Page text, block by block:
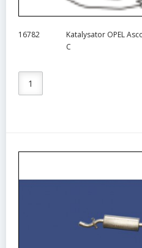
16782
Katalysator OPEL
C